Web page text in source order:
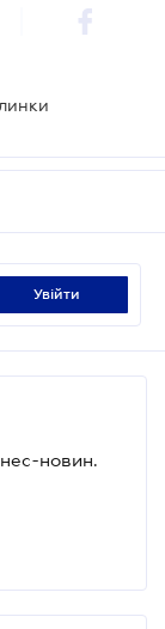
увійти
новин.